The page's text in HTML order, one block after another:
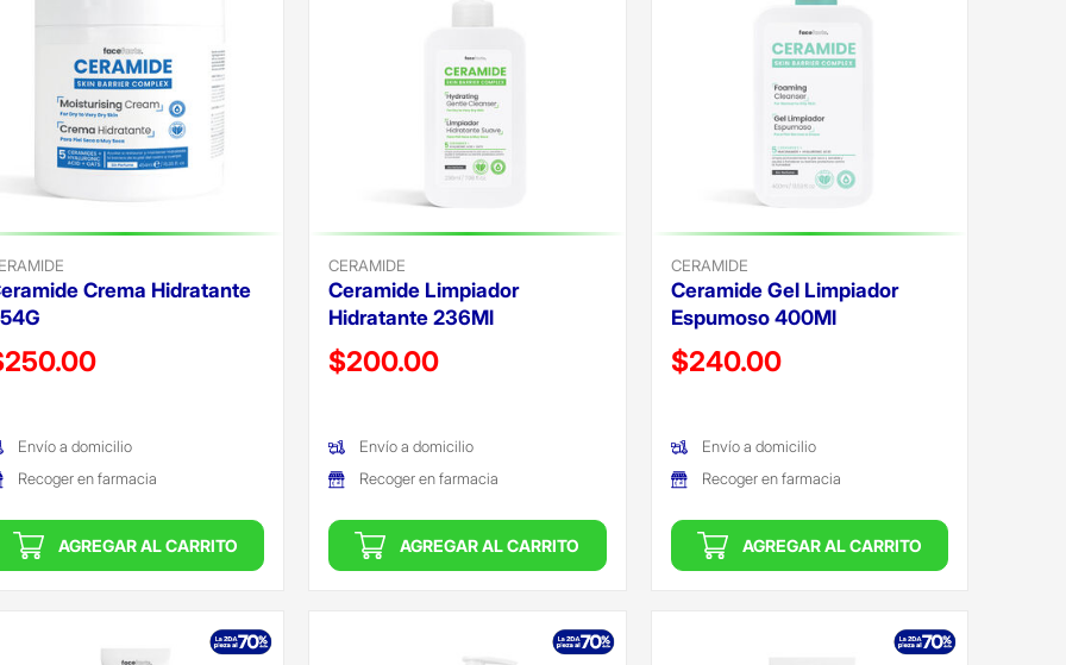
Crema Hidratante
reducido de
Envío a domicilio
Recoger en farmacia
AGREGAR AL CARRITO
CERAMIDE
Ceramide Limpiador
Hidratante 236Ml
Precio reducido de
$200.00
Envío a domicilio
Recoger en farmacia
AGREGAR AL CARRITO
CERAMIDE
Ceramide Gel Limpiador
Espumoso 400Ml
Precio reducido de
$240.00
Envío a domicilio
Recoger en farmacia
AGREGAR AL CARRITO